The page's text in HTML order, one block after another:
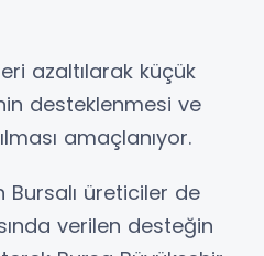
azaltılarak küçük
desteklenmesi ve
amaçlanıyor.
üreticiler de
verilen desteğin